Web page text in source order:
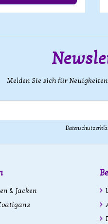
Melden Sie sich für
& Jacken